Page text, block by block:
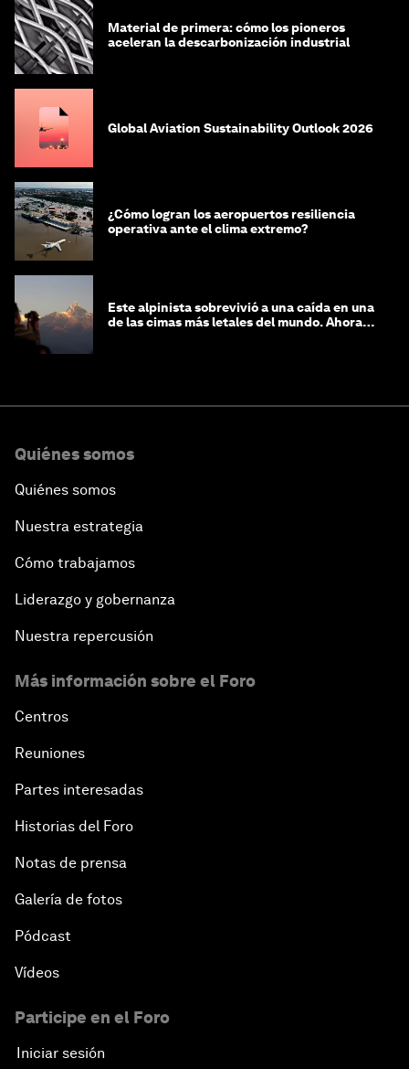
Material de primera: cómo los pioneros
aceleran la descarbonización industrial
Global Aviation Sustainability Outlook 2026
¿Cómo logran los aeropuertos resiliencia
operativa ante el clima extremo?
Este alpinista sobrevivió a una caída en una
de las cimas más letales del mundo. Ahora
Quiénes somos
Quiénes somos
Nuestra estrategia
Cómo trabajamos
Liderazgo y gobernanza
Nuestra repercusión
Más información sobre el Foro
Centros
Reuniones
Partes interesadas
Historias del Foro
Notas de prensa
Galería de fotos
Pódcast
Vídeos
Participe en el Foro
Iniciar sesión